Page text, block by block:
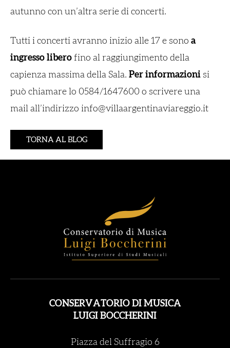
autunno con un’altra serie di concerti.
Tutti i concerti avranno inizio alle 17 e sono a
ingresso libero fino al raggiungimento della
capienza massima della Sala. Per informazioni si
può chiamare lo 0584/1647600 o scrivere una
mail all’indirizzo info@villaargentinaviareggio.it
TORNA AL BLOG
CONSERVATORIO DI MUSICA
LUIGI BOCCHERINI
Piazza del Suffragio 6